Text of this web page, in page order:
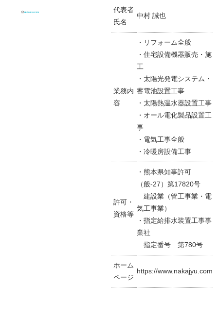
代表者
氏名
中村 誠也
業務内
容
・リフォーム全般
・住宅設備機器販売・施
工
・太陽光発電システム・
蓄電池設置工事
・太陽熱温水器設置工事
・オール電化製品設置工
事
・電気工事全般
・冷暖房設備工事
許可・
資格等
・熊本県知事許可
（般-27）第17820号
建設業（管工事業・電
気工事業）
・指定給排水装置工事事
業社
指定番号 第780号
ホーム
ページ
https://www.nakajyu.com